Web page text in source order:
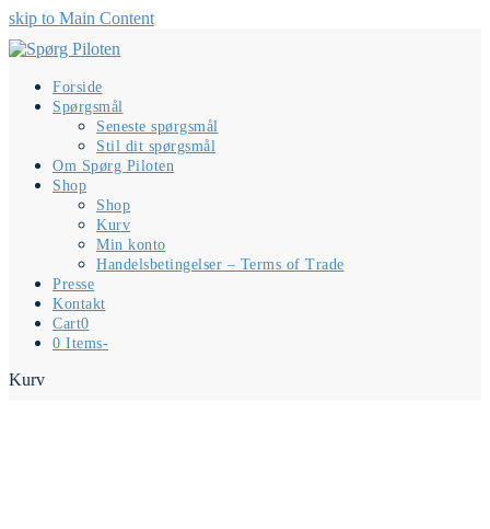
skip to Main Content
Forside
Spørgsmål
Seneste spørgsmål
Stil dit spørgsmål
Om Spørg Piloten
Shop
Shop
Kurv
Min konto
Handelsbetingelser – Terms of Trade
Presse
Kontakt
Cart0
0 Items-
Kurv